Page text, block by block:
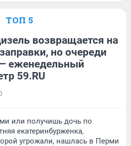
ТОП 5
возвращается на
но очереди
еженедельный
59.RU
или получишь дочь по
екатеринбурженка,
угрожали, нашлась в Перми